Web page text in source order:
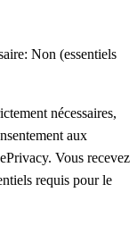
Non (essentiels
nécessaires,
aux
Vous recevez
requis pour le